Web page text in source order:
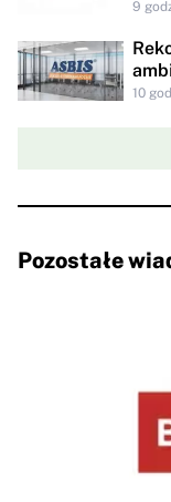
9
10
Pozostałe